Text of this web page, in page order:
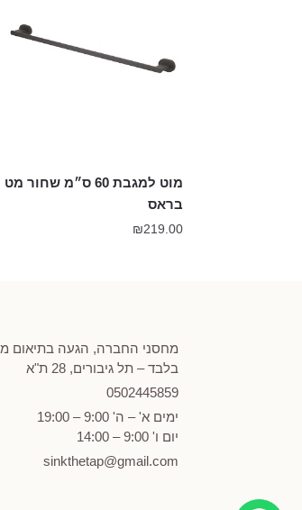
מוט למגבת 60 ס״מ שחור מט
בראס
₪219.00
מחסני החברה, הגעה בתיאום
בלבד – תל גיבורים, 28 ת"א
0502445859
ימים א' – ה' 9:00 – 19:00
יום ו' 9:00 – 14:00
sinkthetap@gmail.com